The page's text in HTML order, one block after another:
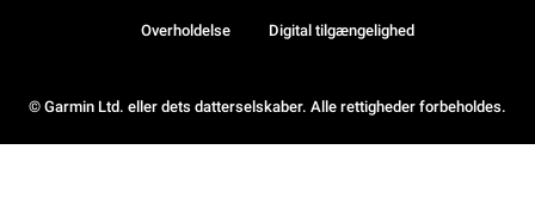
© Garmin Ltd. eller dets datterselskaber. Alle rettigheder forbeholdes.
Overholdelse Digital tilgængelighed